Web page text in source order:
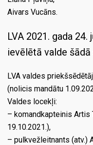
Aivars Vucāns.
LVA 2021. gada
ievēlētā valde šādā
LVA valdes
(nolicis mandātu
Valdes locekļi:
– komandkapteinis
19.10.2021.),
– pulkvežleitnants (atv.)